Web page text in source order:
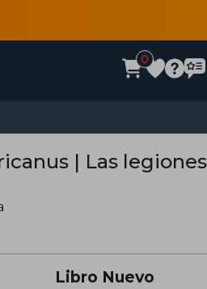
0
| Las legiones
Libro Nuevo